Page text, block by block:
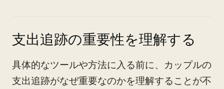
支出追跡の重要性を理解する
具体的なツールや方法に入る前に、カップルの
支出追跡がなぜ重要なのかを理解することが不